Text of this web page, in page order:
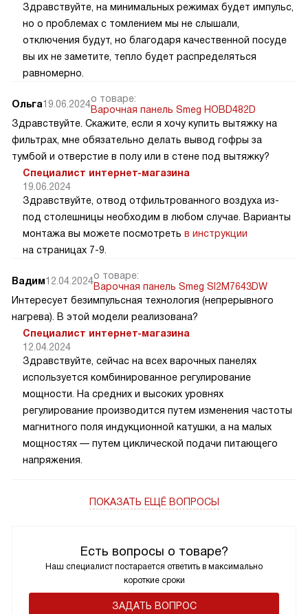
Есть вопросы о товаре?
Наш специалист постарается ответить в максимально
короткие сроки
ЗАДАТЬ ВОПРОС
Здравствуйте, на минимальных режимах будет импульс,
но о проблемах с томлением мы не слышали,
отключения будут, но благодаря качественной посуде
вы их не заметите, тепло будет распределяться
равномерно.
Ольга19.06.2024о товаре:
Варочная панель Smeg HOBD482D
Здравствуйте. Скажите, если я хочу купить вытяжку на
фильтрах, мне обязательно делать вывод гофры за
тумбой и отверстие в полу или в стене под вытяжку?
Специалист интернет-магазина
19.06.2024
Здравствуйте, отвод отфильтрованного воздуха из-
под столешницы необходим в любом случае. Варианты
монтажа вы можете посмотреть в инструкции
на страницах 7-9.
Вадим12.04.2024о товаре:
Варочная панель Smeg SI2M7643DW
Интересует безимпульсная технология (непрерывного
нагрева). В этой модели реализована?
Специалист интернет-магазина
12.04.2024
Здравствуйте, сейчас на всех варочных панелях
используется комбинированное регулирование
мощности. На средних и высоких уровнях
регулирование производится путем изменения частоты
магнитного поля индукционной катушки, а на малых
мощностях — путем циклической подачи питающего
напряжения.
ПОКАЗАТЬ ЕЩЁ ВОПРОСЫ